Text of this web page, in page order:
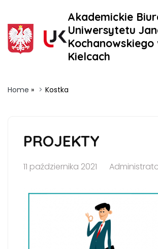
Akademickie
Uniwersytetu
Kochanowskiego
Kielcach
Home » Kostka
PROJEKTY
11 października 2021